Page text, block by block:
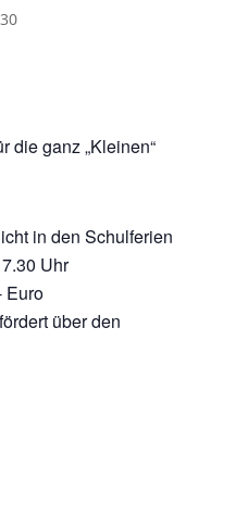
die ganz „Kleinen“
in den Schulferien
Uhr
Euro
über den